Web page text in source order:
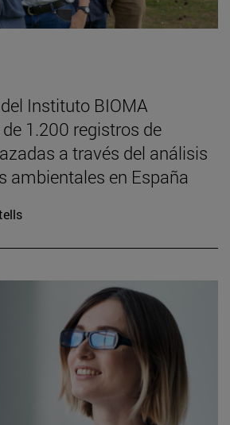
Instituto BIOMA
1.200 registros de
a través del análisis
ambientales en España